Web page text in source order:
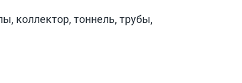
коллектор, тоннель, трубы,